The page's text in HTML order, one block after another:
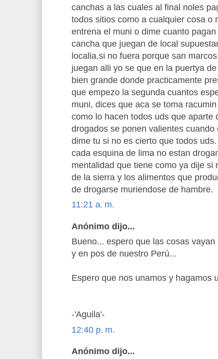
canchas a las cuales al final noles
todos sitios como a cualquier cosa o
entrena el muni o dime cuanto
cancha que juegan de local
localia,si no fuera porque san
juegan alli yo se que en la puertya
bien grande donde practicamente
que empezo la segunda cuantos
muni, dices que aca se toma
como lo hacen todos uds que aparte
drogados se ponen valientes
dime tu si no es cierto que todos
cada esquina de lima no estan
mentalidad que tiene como ya dije si
de la sierra y los alimentos que
de drogarse muriendose de hambre.
11:21 a. m.
Anónimo dijo...
Bueno... espero que las cosas
y en pos de nuestro Perú...
Espero que nos unamos y hagamos
-'Aguila'-
12:40 p. m.
Anónimo dijo...